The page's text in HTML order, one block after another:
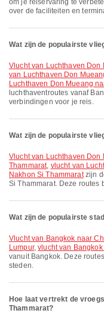
om je reiservaring te
over de faciliteiten en
Wat zijn de populairste
vlucht van Luchthaven
van Luchthaven Don
Luchthaven Don Mueang
luchthaventroutes vanaf
verbindingen voor je reis.
Wat zijn de populairste
vlucht van Luchthaven Don Mueang naar Luchthaven Nakhon Si
Thammarat, vlucht van
Nakhon Si Thammaratzijn
Si Thammarat. Deze
Wat zijn de populairste
vlucht van Bangkok naar
Lumpur,vlucht van
vanuit Bangkok. Deze
steden.
Hoe laat vertrekt de
Thammarat?